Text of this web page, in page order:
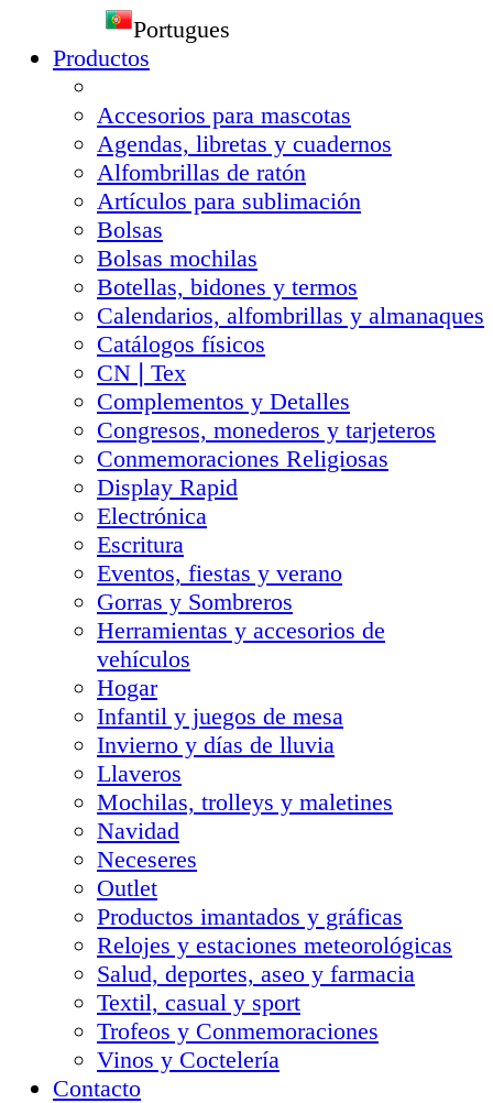
Portugues
Productos
Accesorios para mascotas
Agendas, libretas y cuadernos
Alfombrillas de ratón
Artículos para sublimación
Bolsas
Bolsas mochilas
Botellas, bidones y termos
Calendarios, alfombrillas y almanaques
Catálogos físicos
CN❘Tex
Complementos y Detalles
Congresos, monederos y tarjeteros
Conmemoraciones Religiosas
Display Rapid
Electrónica
Escritura
Eventos, fiestas y verano
Gorras y Sombreros
Herramientas y accesorios de
vehículos
Hogar
Infantil y juegos de mesa
Invierno y días de lluvia
Llaveros
Mochilas, trolleys y maletines
Navidad
Neceseres
Outlet
Productos imantados y gráficas
Relojes y estaciones meteorológicas
Salud, deportes, aseo y farmacia
Textil, casual y sport
Trofeos y Conmemoraciones
Vinos y Coctelería
Contacto